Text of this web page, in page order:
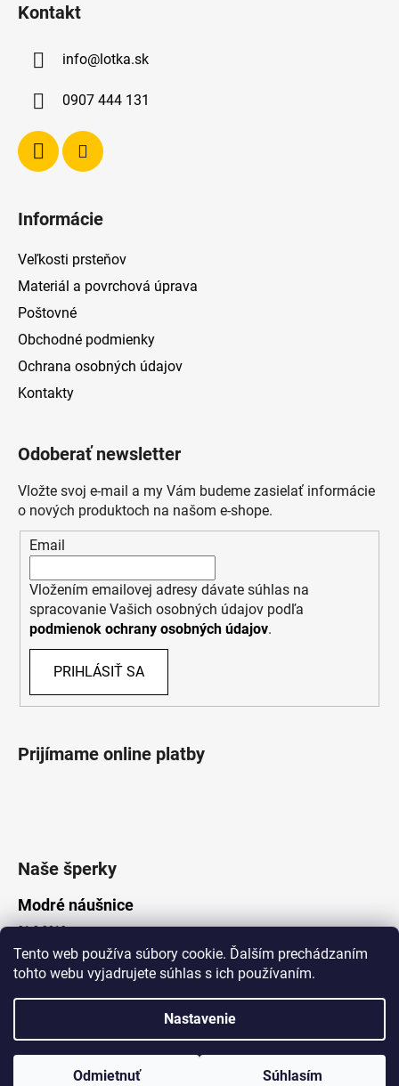
Tento web používa súbory cookie. Ďalším prechádzaním
tohto webu vyjadrujete súhlas s ich používaním.
Nastavenie
Odmietnuť Súhlasím
www.Lotka.sk - najkrajšie šperky za dobré ceny. Pri nákupe nad 50€
poštovné zdarma. Nakupujte s dôverou - naša spoločnosť je s
Kontakt
info@lotka.sk
0907 444 131
Informácie
Veľkosti prsteňov
Materiál a povrchová úprava
Poštovné
Obchodné podmienky
Ochrana osobných údajov
Kontakty
Odoberať newsletter
Vložte svoj e-mail a my Vám budeme zasielať informácie
o nových produktoch na našom e-shope.
Email
Vložením emailovej adresy dávate súhlas na
spracovanie Vašich osobných údajov podľa
podmienok ochrany osobných údajov.
PRIHLÁSIŤ SA
Prijímame online platby
Naše šperky
Modré náušnice
21.8.2019
Vytvoril Shoptet
Lotka.sk. Všetky práva vyhradené.
Upraviť nastavenie cookies